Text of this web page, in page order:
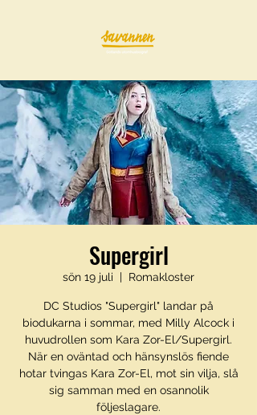
Supergirl
sön 19 juli
  |
Romakloster
DC Studios "Supergirl" landar på
biodukarna i sommar, med Milly Alcock i
huvudrollen som Kara Zor-El/Supergirl.
När en oväntad och hänsynslös fiende
hotar tvingas Kara Zor-El, mot sin vilja, slå
sig samman med en osannolik
följeslagare.